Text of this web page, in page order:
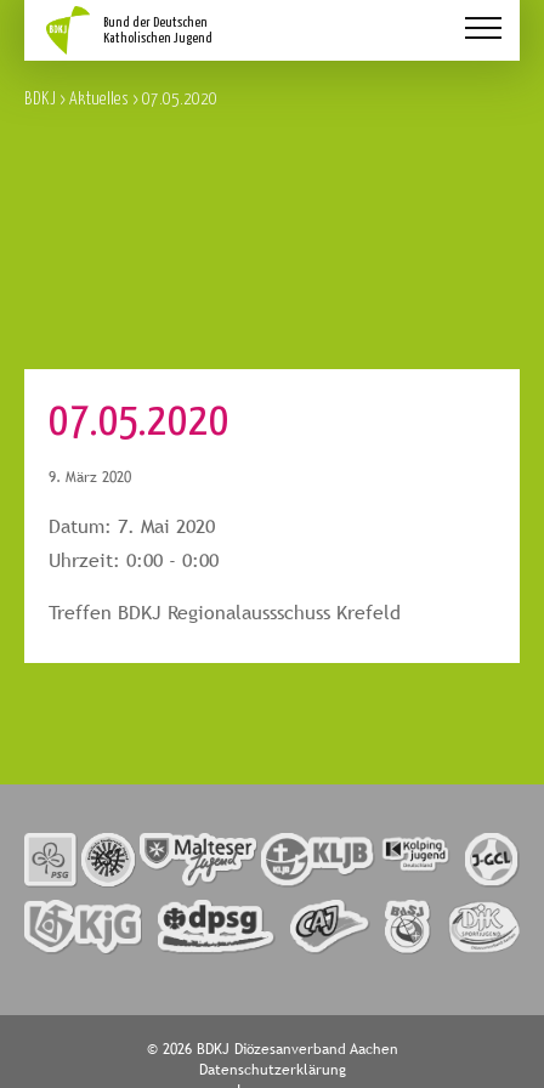
Aktuelles
BDKJ >Aktuelles >07.05.2020
07.05.2020
9. März 2020
Datum: 7. Mai 2020
Uhrzeit: 0:00 - 0:00
Treffen BDKJ Regionalaussschuss Krefeld
© 2026 BDKJ Diözesanverband Aachen
Datenschutzerklärung